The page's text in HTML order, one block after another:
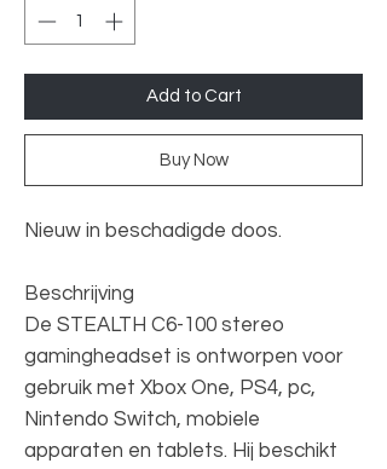
Add to Cart
Buy Now
Nieuw in beschadigde doos.
Beschrijving
De STEALTH C6-100 stereo
gamingheadset is ontworpen voor
gebruik met Xbox One, PS4, pc,
Nintendo Switch, mobiele
apparaten en tablets. Hij beschikt